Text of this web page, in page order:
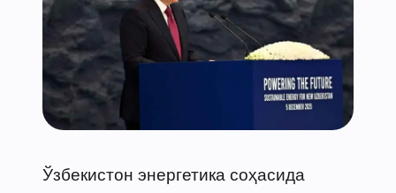
Ўзбекистон энергетика соҳасида